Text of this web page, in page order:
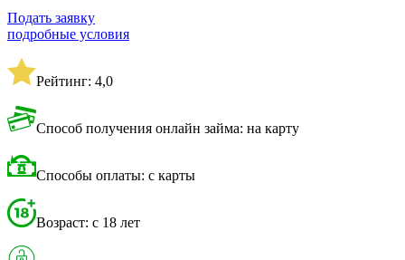
Подать заявку
подробные условия
Рейтинг: 4,0
Способ получения онлайн займа: на карту
Способы оплаты: с карты
Возраст: с 18 лет